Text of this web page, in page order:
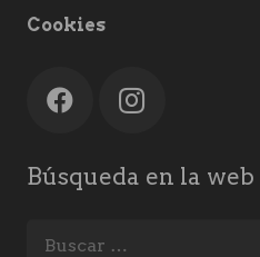
Cookies
Búsqueda en la web